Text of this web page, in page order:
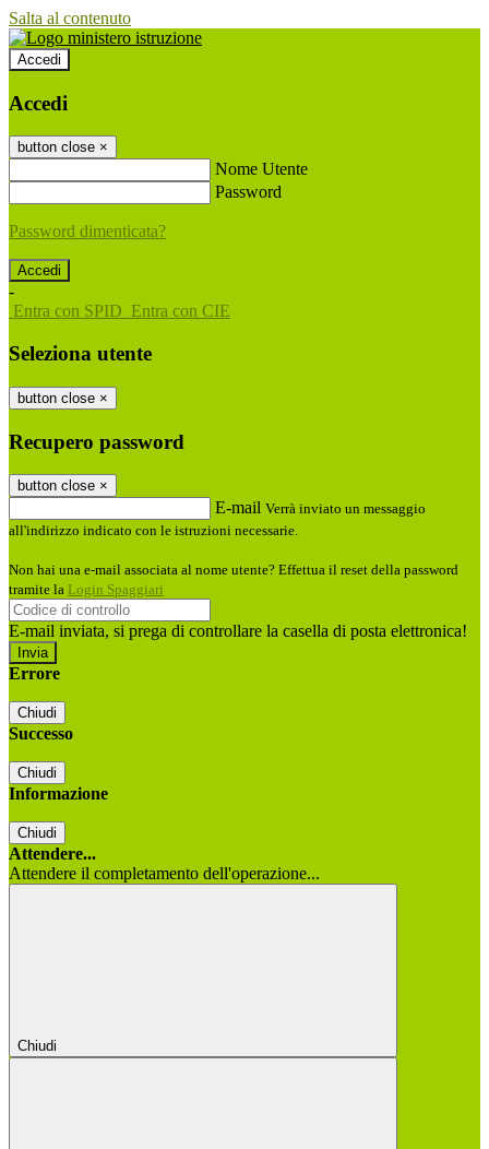
Salta al contenuto
Accedi
Accedi
button close ×
Nome Utente
Password
Password dimenticata?
-
Entra con SPID Entra con CIE
Seleziona utente
button close ×
Recupero password
button close ×
E-mail Verrà inviato un messaggio
all'indirizzo indicato con le istruzioni necessarie.
Non hai una e-mail associata al nome utente? Effettua il reset della password
tramite la Login Spaggiari
E-mail inviata, si prega di controllare la casella di posta elettronica!
Errore
Chiudi
Successo
Chiudi
Informazione
Chiudi
Attendere...
Attendere il completamento dell'operazione...
Chiudi